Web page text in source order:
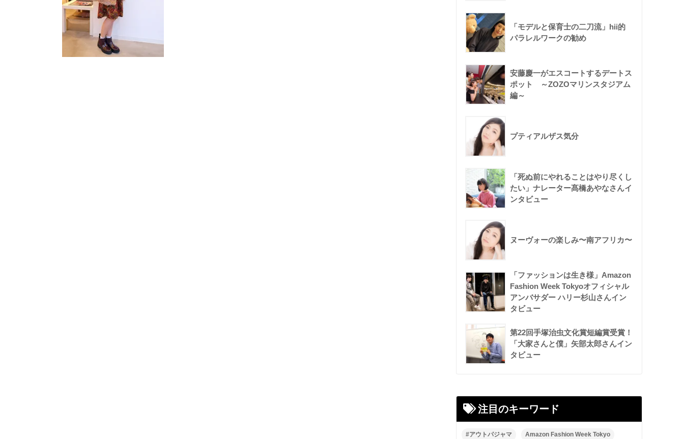
「モデルと保育士の二刀流」hii的
パラレルワークの勧め
安藤慶一がエスコートするデートス
ポット ～ZOZOマリンスタジアム
編～
プティアルザス気分
「死ぬ前にやれることはやり尽くし
たい」ナレーター髙橋あやなさんイ
ンタビュー
ヌーヴォーの楽しみ〜南アフリカ〜
「ファッションは生き様」Amazon
Fashion Week Tokyoオフィシャル
アンバサダー ハリー杉山さんイン
タビュー
第22回手塚治虫文化賞短編賞受賞！
「大家さんと僕」矢部太郎さんイン
タビュー
注目のキーワード
#アウトパジャマ Amazon Fashion Week Tokyo